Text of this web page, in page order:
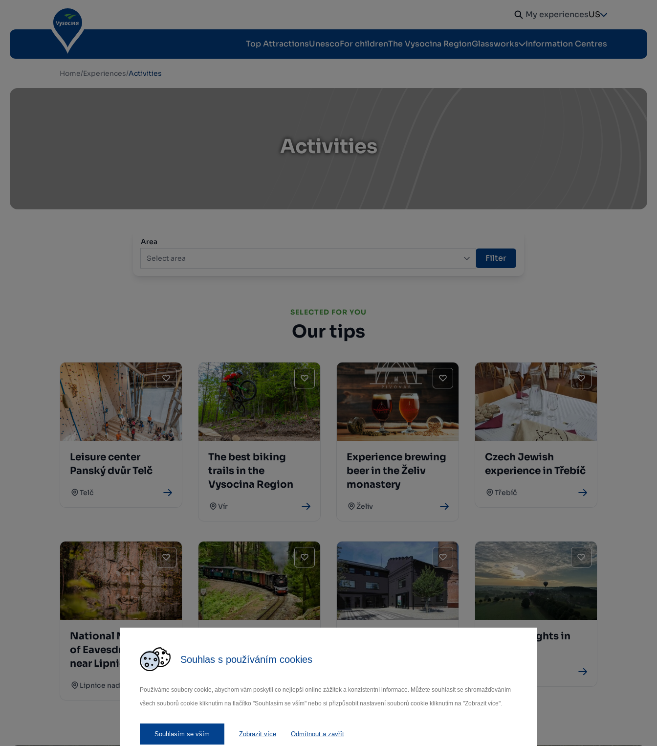
Souhlas s používáním cookies
Používáme soubory cookie, abychom vám poskytli co nejlepší online zážitek a konzistentní informace. Můžete souhlasit se shromažďováním
všech souborů cookie kliknutím na tlačítko "Souhlasím se vším" nebo si přizpůsobit nastavení souborů cookie kliknutím na "Zobrazit více".
Souhlasím se vším Zobrazit více Odmítnout a zavřít
My experiencesUS
Top AttractionsUnescoFor childrenThe Vysocina RegionGlassworks Information Centres
Home/Experiences/Activities
Activities
Area
Select area
Filter
SELECTED FOR YOU
Our tips
Leisure center
Panský dvůr Telč
Telč
The best biking
trails in the
Vysocina Region
Vír
Experience brewing
beer in the Želiv
monastery
Želiv
Czech Jewish
experience in Třebíč
Třebíč
National Memorial
of Eavesdropping
near Lipnice nad
Lipnice nad Sázavou
Hradec – Kamenice
Kamenice nad Lipou Humpolec
Balloon flights in